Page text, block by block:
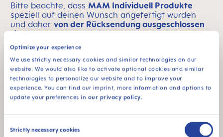
Optimize your experience
We use strictly necessary cookies and similar technologies on our
website. We would also like to activate optional cookies and similar
technologies to personalize our website and to improve your
experience. You can find our imprint, more information and options to
update your preferences in our privacy policy.
Consent
Strictly necessary cookies
Bitte beachte, dass MAM Individuell Produkte
speziell auf deinen Wunsch angefertigt wurden
und daher von der Rücksendung ausgeschlossen
sind.
MAM Consumer Service
Du hast noch eine Frage zu Umtausch und
Retoure? Unseren MAM Kundenservice erreichst
du
hier